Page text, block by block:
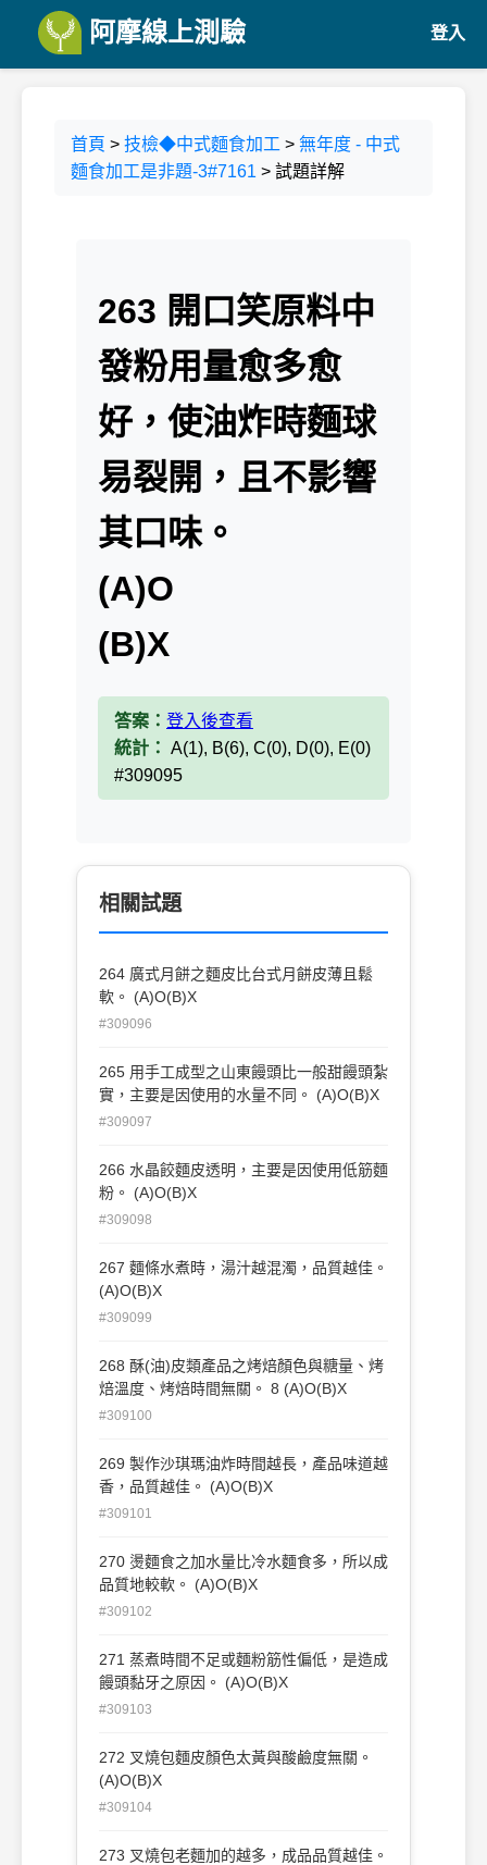
阿摩線上測驗 登入
首頁 > 技檢◆中式麵食加工 > 無年度 - 中式
麵食加工是非題-3#7161 > 試題詳解
263 開口笑原料中
發粉用量愈多愈
好，使油炸時麵球
易裂開，且不影響
其口味。
(A)O
(B)X
答案： 登入後查看
統計： A(1), B(6), C(0), D(0), E(0)
#309095
相關試題
264 廣式月餅之麵皮比台式月餅皮薄且鬆
軟。 (A)O(B)X
#309096
265 用手工成型之山東饅頭比一般甜饅頭紮
實，主要是因使用的水量不同。 (A)O(B)X
#309097
266 水晶餃麵皮透明，主要是因使用低筋麵
粉。 (A)O(B)X
#309098
267 麵條水煮時，湯汁越混濁，品質越佳。
(A)O(B)X
#309099
268 酥(油)皮類產品之烤焙顏色與糖量、烤
焙溫度、烤焙時間無關。 8 (A)O(B)X
#309100
269 製作沙琪瑪油炸時間越長，產品味道越
香，品質越佳。 (A)O(B)X
#309101
270 燙麵食之加水量比冷水麵食多，所以成
品質地較軟。 (A)O(B)X
#309102
271 蒸煮時間不足或麵粉筋性偏低，是造成
饅頭黏牙之原因。 (A)O(B)X
#309103
272 叉燒包麵皮顏色太黃與酸鹼度無關。
(A)O(B)X
#309104
273 叉燒包老麵加的越多，成品品質越佳。